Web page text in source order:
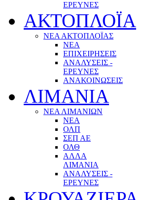
ΕΡΕΥΝΕΣ
ΑΚΤΟΠΛΟΪΑ
ΝΕΑ ΑΚΤΟΠΛΟΪΑΣ
ΝΕΑ
ΕΠΙΧΕΙΡΗΣΕΙΣ
ΑΝΑΛΥΣΕΙΣ -
ΕΡΕΥΝΕΣ
ΑΝΑΚΟΙΝΩΣΕΙΣ
ΛΙΜΑΝΙΑ
ΝΕΑ ΛΙΜΑΝΙΩΝ
ΝΕΑ
ΟΛΠ
ΣΕΠ ΑΕ
ΟΛΘ
ΑΛΛΑ
ΛΙΜΑΝΙΑ
ΑΝΑΛΥΣΕΙΣ -
ΕΡΕΥΝΕΣ